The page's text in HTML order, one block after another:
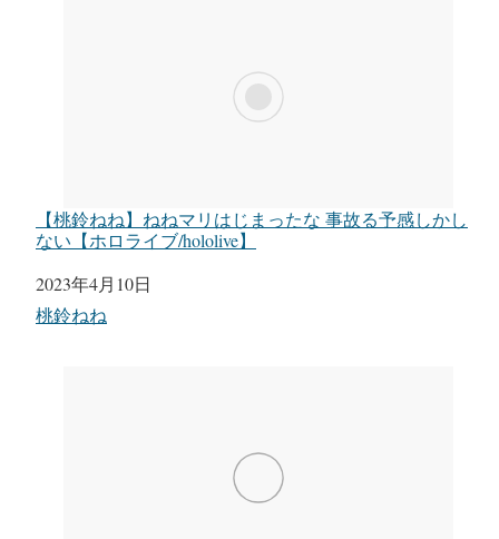
【桃鈴ねね】ねねマリはじまったな 事故る予感しかし
ない【ホロライブ/hololive】
日付
2023年4月10日
関連理由
桃鈴ねね